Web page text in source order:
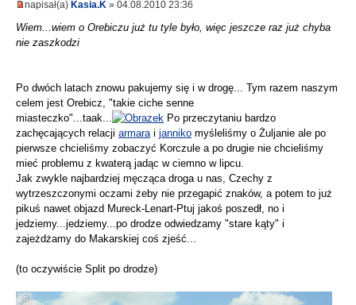
napisał(a) Kasia.K » 04.08.2010 23:36
Wiem...wiem o Orebiczu już tu tyle było, więc jeszcze raz już chyba
nie zaszkodzi
Po dwóch latach znowu pakujemy się i w drogę... Tym razem naszym
celem jest Orebicz, "takie ciche senne
miasteczko"...taak...
Po przeczytaniu bardzo
zachęcających relacji armarai janniko myśleliśmy o Żuljanie ale po
pierwsze chcieliśmy zobaczyć Korczule a po drugie nie chcieliśmy
mieć problemu z kwaterą jadąc w ciemno w lipcu.
Jak zwykle najbardziej męcząca droga u nas, Czechy z
wytrzeszczonymi oczami żeby nie przegapić znaków, a potem to już
pikuś nawet objazd Mureck-Lenart-Ptuj jakoś poszedł, no i
jedziemy...jedziemy...po drodze odwiedzamy "stare kąty" i
zajeżdżamy do Makarskiej coś zjeść...
(to oczywiście Split po drodze)